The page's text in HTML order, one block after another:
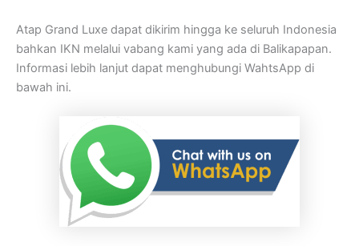
Atap Grand Luxe dapat dikirim hingga ke seluruh Indonesia
bahkan IKN melalui vabang kami yang ada di Balikapapan.
Informasi lebih lanjut dapat menghubungi WahtsApp di
bawah ini.